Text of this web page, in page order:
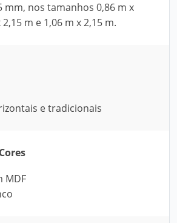
mm, nos tamanhos 0,86 m x
m e 1,06 m x 2,15 m.
e tradicionais
MDF